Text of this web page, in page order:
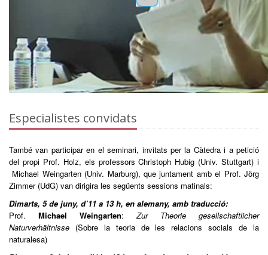
Especialistes convidats
També van participar en el seminari, invitats per la Càtedra i a petició
del propi Prof. Holz, els professors Christoph Hubig (Univ. Stuttgart) i
Michael Weingarten (Univ. Marburg), que juntament amb el Prof. Jörg
Zimmer (UdG) van dirigira les següents sessions matinals:
Dimarts, 5 de juny, d’11 a 13 h, en alemany, amb traducció:
Prof. Michael Weingarten: Zur Theorie gesellschaftlicher
Naturverhältnisse (Sobre la teoria de les relacions socials de la
naturalesa)